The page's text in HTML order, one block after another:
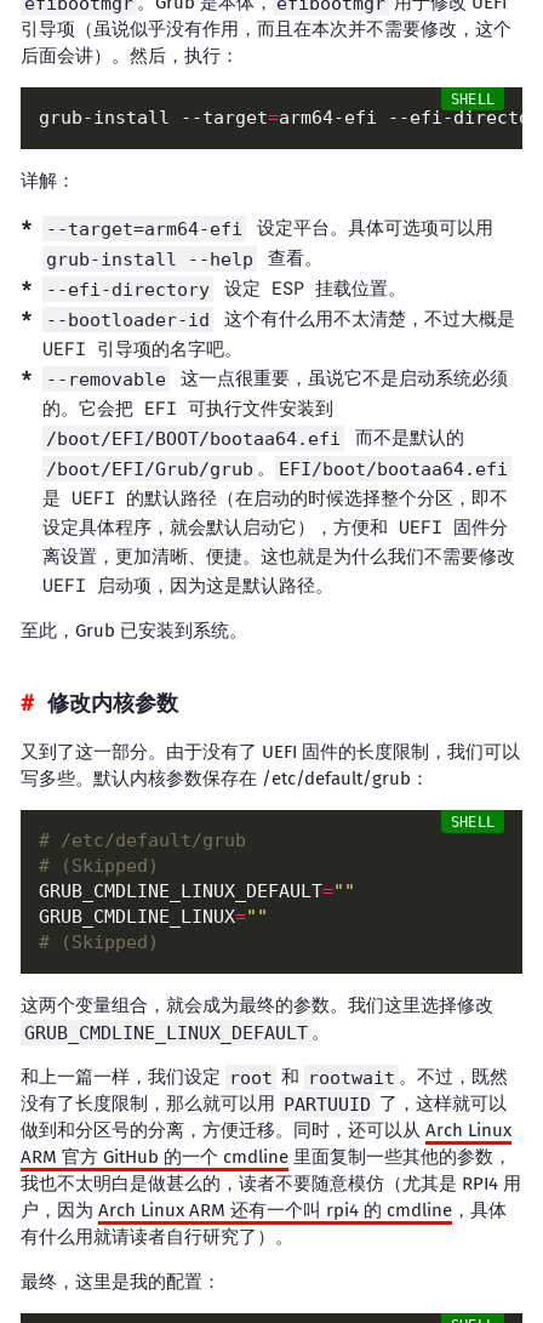
引导项（虽说似乎没有作用，而且在本次并不需要修改，这个
后面会讲）。然后，执行：
grub-install --target=arm64-efi --efi-
详解：
--target=arm64-efi 设定平台。具体可选项可以用
grub-install --help 查看。
--efi-directory 设定 ESP 挂载位置。
--bootloader-id
这个有什么用不太清楚，不过大概是
UEFI 引导项的名字吧。
--removable
这一点很重要，虽说它不是启动系统必须
的。它会把 EFI 可执行文件安装到
/boot/EFI/BOOT/bootaa64.efi 而不是默认的
/boot/EFI/Grub/grub 。 EFI/boot/bootaa64.efi
是 UEFI 的默认路径（在启动的时候选择整个分区，即不
设定具体程序，就会默认启动它），方便和 UEFI 固件分
离设置，更加清晰、便捷。这也就是为什么我们不需要修改
UEFI 启动项，因为这是默认路径。
至此，Grub 已安装到系统。
修改内核参数
又到了这一部分。由于没有了 UEFI 固件的长度限制，我们可以
写多些。默认内核参数保存在 /etc/default/grub：
# /etc/default/grub
# (Skipped)
GRUB_CMDLINE_LINUX_DEFAULT=""
GRUB_CMDLINE_LINUX=""
# (Skipped)
这两个变量组合，就会成为最终的参数。我们这里选择修改
GRUB_CMDLINE_LINUX_DEFAULT 。
和上一篇一样，我们设定 root 和 rootwait 。不过，既然
没有了长度限制，那么就可以用 PARTUUID 了，这样就可以
做到和分区号的分离，方便迁移。同时，还可以从 Arch Linux
ARM 官方 GitHub 的一个 cmdline 里面复制一些其他的参数，
我也不太明白是做甚么的，读者不要随意模仿（尤其是 RPI4 用
户，因为 Arch Linux ARM 还有一个叫 rpi4 的 cmdline ，具体
有什么用就请读者自行研究了）。
最终，这里是我的配置：